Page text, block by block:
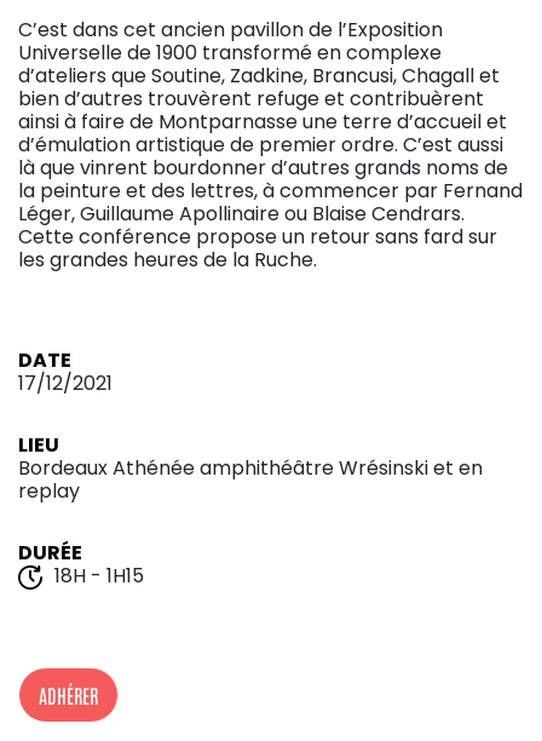
C’est dans cet ancien pavillon de l’Exposition
Universelle de 1900 transformé en complexe
d’ateliers que Soutine, Zadkine, Brancusi, Chagall et
bien d’autres trouvèrent refuge et contribuèrent
ainsi à faire de Montparnasse une terre d’accueil et
d’émulation artistique de premier ordre. C’est aussi
là que vinrent bourdonner d’autres grands noms de
la peinture et des lettres, à commencer par Fernand
Léger, Guillaume Apollinaire ou Blaise Cendrars.
Cette conférence propose un retour sans fard sur
les grandes heures de la Ruche.
DATE
17/12/2021
LIEU
Bordeaux Athénée amphithéâtre Wrésinski et en
replay
DURÉE
18H - 1H15
ADHÉRER